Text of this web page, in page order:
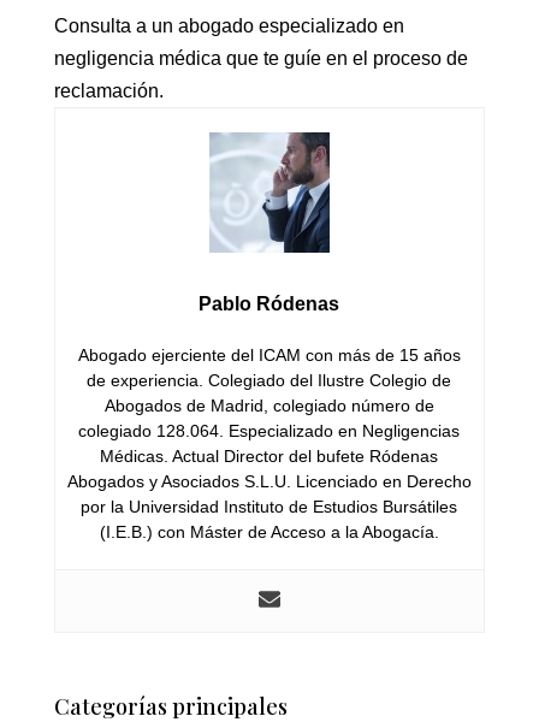
Consulta a un abogado especializado en
negligencia médica que te guíe en el proceso de
reclamación.
Pablo Ródenas
Abogado ejerciente del ICAM con más de 15 años
de experiencia. Colegiado del Ilustre Colegio de
Abogados de Madrid, colegiado número de
colegiado 128.064. Especializado en Negligencias
Médicas. Actual Director del bufete Ródenas
Abogados y Asociados S.L.U. Licenciado en Derecho
por la Universidad Instituto de Estudios Bursátiles
(I.E.B.) con Máster de Acceso a la Abogacía.
Categorías principales